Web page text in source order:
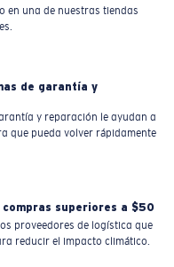
en una de nuestras tiendas
de garantía y
y reparación le ayudan a
que pueda volver rápidamente
superiores a $50
proveedores de logística que
reducir el impacto climático.